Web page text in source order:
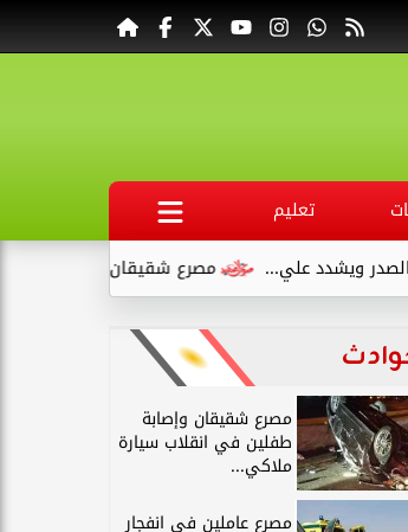
تعليم
مصرع شقيقان وإصابة طفلين في انقلاب
مصرع شقيقان وإصابة
طفلين في انقلاب سيارة
ملاكي...
مصرع عاملين في انفجار